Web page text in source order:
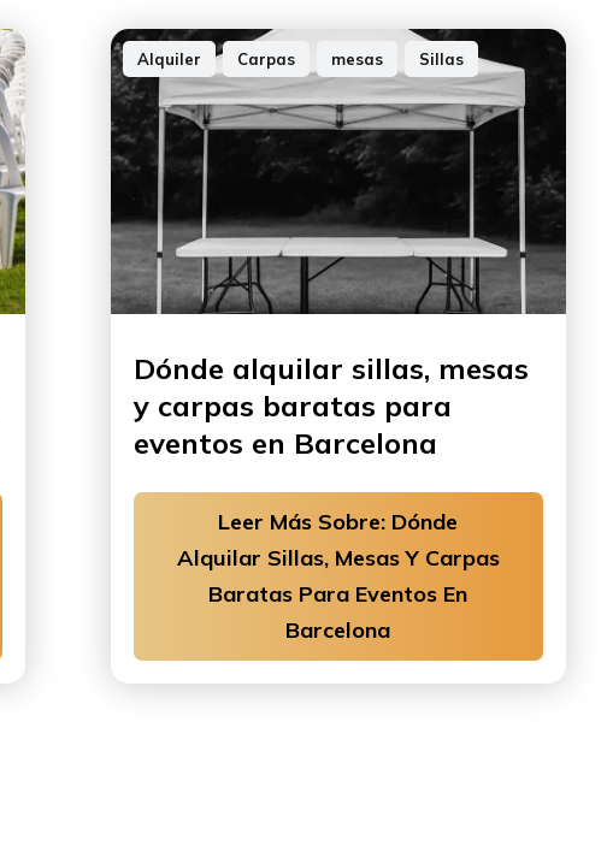
Dónde alquilar sillas, mesas
y carpas baratas para
eventos en Barcelona
Alquiler , Carpas mesas Sillas
Leer Más Sobre: Dónde
Alquilar Sillas, Mesas Y Carpas
Baratas Para Eventos En
Barcelona